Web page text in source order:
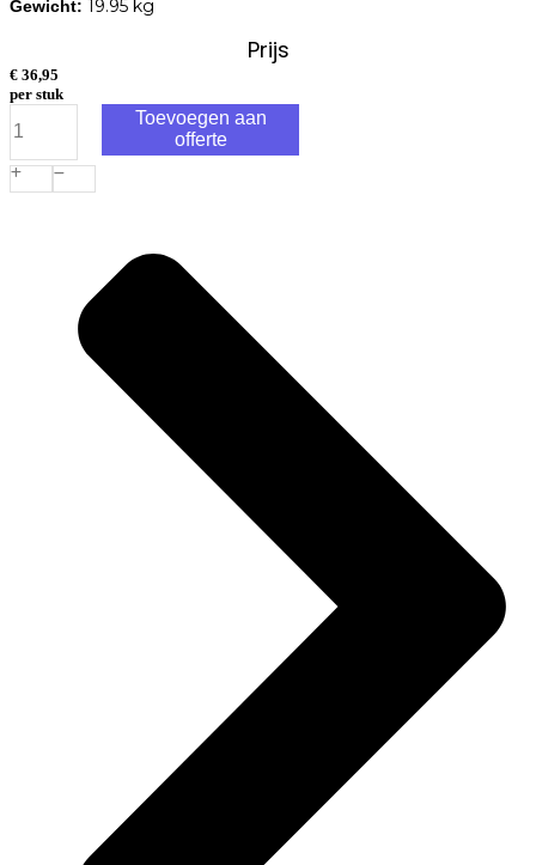
Gewicht: 19.95 kg
Prijs
€ 36,95
per stuk
Gording
Fijnbezaagd
5x15x500cm
Ruw
Toevoegen aan
offerte